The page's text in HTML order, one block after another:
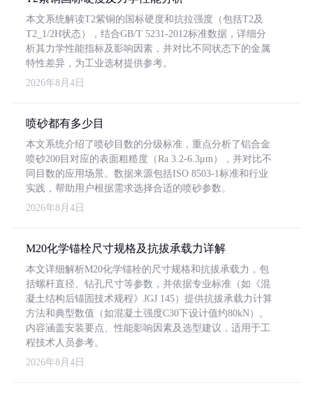
本文系统解读T2紫铜的国标硬度和抗拉强度（包括T2及
T2_1/2H状态），结合GB/T 5231-2012标准数据，详细分
析其力学性能指标及影响因素，并对比不同状态下的金属
特性差异，为工业选材提供参考。
2026年8月4日
喷砂都有多少目
本文系统介绍了喷砂目数的分级标准，重点分析了铝合金
喷砂200目对应的表面粗糙度（Ra 3.2-6.3μm），并对比不
同目数的应用场景。数据来源包括ISO 8503-1标准和行业
实践，帮助用户根据需求选择合适的喷砂参数。
2026年8月4日
M20化学锚栓尺寸规格及抗拔承载力详解
本文详细解析M20化学锚栓的尺寸规格和抗拔承载力，包
括螺杆直径、钻孔尺寸等参数，并依据专业标准（如《混
凝土结构后锚固技术规程》JGJ 145）提供抗拔承载力计算
方法和典型数值（如混凝土强度C30下设计值约80kN）。
内容涵盖安装要点、性能影响因素及选型建议，适用于工
程技术人员参考。
2026年8月4日